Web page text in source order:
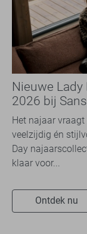
Nieuwe
2026 bij
Het najaar
veelzijdig én
Day
klaar voor...
Ontdek nu